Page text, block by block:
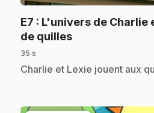
E7 : L'univers de Charlie
de quilles.
35 s
.Charlie et Lexie jouent aux